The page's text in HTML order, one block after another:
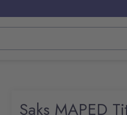
Saks MAPED